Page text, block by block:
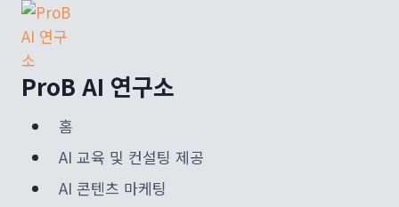
Skip
content
ProB AI 연구소
홈
AI 교육 및 컨설팅 제공
AI 콘텐츠 마케팅